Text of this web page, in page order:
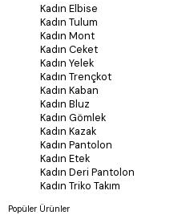
Kadın Elbise
Kadın Tulum
Kadın Mont
Kadın Ceket
Kadın Yelek
Kadın Trençkot
Kadın Kaban
Kadın Bluz
Kadın Gömlek
Kadın Kazak
Kadın Pantolon
Kadın Etek
Kadın Deri Pantolon
Kadın Triko Takım
Popüler Ürünler